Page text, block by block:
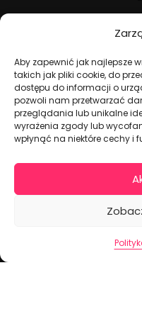
Aby zapewnić jak najlepsze
takich jak pliki cookie, do
dostępu do informacji o
pozwoli nam przetwarzać
przeglądania lub unikalne
wyrażenia zgody lub
wpłynąć na niektóre cechy i
KONTAKT I DANE
+48 511 246 275
ul. Modularna 12,
Giełda Spożywcza
Pon.-Pt.: 07:00 -
NIP: PL7970009100